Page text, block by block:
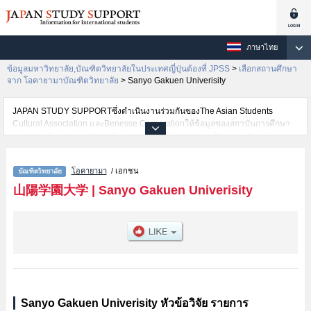
ภาษาไทย
ข้อมูลมหาวิทยาลัย,บัณฑิตวิทยาลัยในประเทศญี่ปุ่นต้องที่ JPSS > เลือกสถานศึกษา
จาก โอคายามาบัณฑิตวิทยาลัย > Sanyo Gakuen Univerisity
JAPAN STUDY SUPPORTซึ่งดำเนินงานร่วมกันของThe Asian Students
Cultural Association และBenesse Corporationให้ข้อมูลของสถาบันการศึกษา
ระดับมหาวิทยาลัย・บัณฑิตวิทยาลัย・วิทยาลัยระดับอนุปริญญา・วิทยาลัย
นักศึกษาต่างชาติเช่น เป็นต้น,ข้อมูลของแต่ละสาขาวิจัย,ข้อมูลการสอบคัดเลือก
เข้าศึกษาเช่นจำนวนคนที่รับสมัครหรือจำนวนคนที่ผ่านการสอบคัดเลือก
เป็นต้น,แนะนำสถานที่,การเดินทางเป็นต้นไว้ด้วยดังนั้นขอเชิญใช้บริการค้นหา
โอคายามา/ เอกชน
山陽学園大学| Sanyo Gakuen Univerisity
Sanyo Gakuen Univerisity หัวข้อวิจัย รายการ